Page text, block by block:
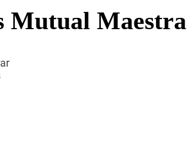
Mutual Maestra